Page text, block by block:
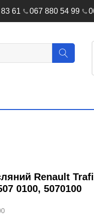
61 067 880 54 99
Renault
0100, 5070100